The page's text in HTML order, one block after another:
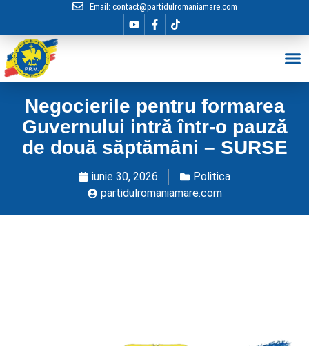
Email: contact@partidulromaniamare.com
Negocierile pentru formarea
Guvernului intră într-o pauză
de două săptămâni – SURSE
iunie 30, 2026
Politica
partidulromaniamare.com